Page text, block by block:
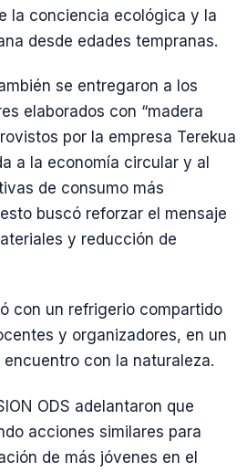
la conciencia ecológica y la
desde edades tempranas.
se entregaron a los
elaborados con “madera
por la empresa Terekua
a la economía circular y al
de consumo más
buscó reforzar el mensaje
y reducción de
con un refrigerio compartido
y organizadores, en un
con la naturaleza.
ODS adelantaron que
acciones similares para
de más jóvenes en el